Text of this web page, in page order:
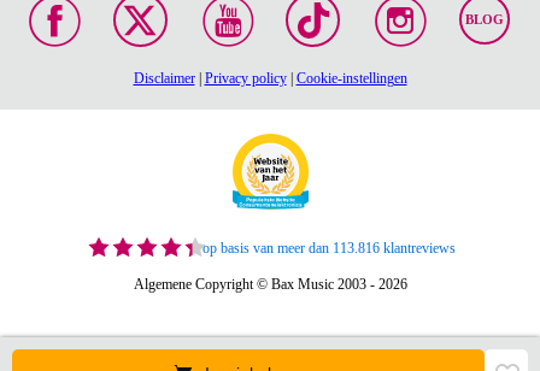
BLOG
Disclaimer| Privacy policy| Cookie-instellingen
op basis van meer dan 113.816 klantreviews
Algemene Copyright © Bax Music 2003 - 2026